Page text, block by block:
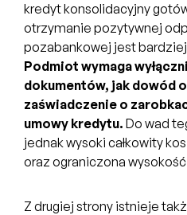
kredyt konsolidacyjny
otrzymanie pozytywnej
pozabankowej jest
Podmiot wymaga
dokumentów, jak dowód
zaświadczenie o
umowy kredytu. Do wad
jednak wysoki całkowity
oraz ograniczona
Z drugiej strony istnieje